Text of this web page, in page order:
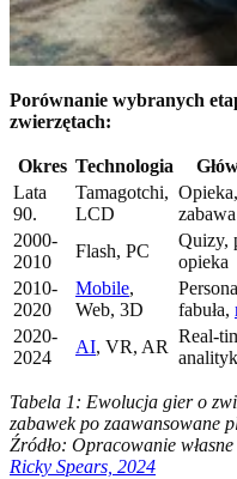
Porównanie wybranych
zwierzętach:
Okres Technologia
Lata
90.
Tamagotchi,
LCD
zabawa
2000-
2010
Flash, PC
Quizy,
opieka
2010-
2020
Mobile,
Web, 3D
fabuła,
2020-
2024
AI, VR, AR
Real-
Tabela 1: Ewolucja gier o
zabawek po zaawansowane
Źródło: Opracowanie
Ricky Spears, 2024